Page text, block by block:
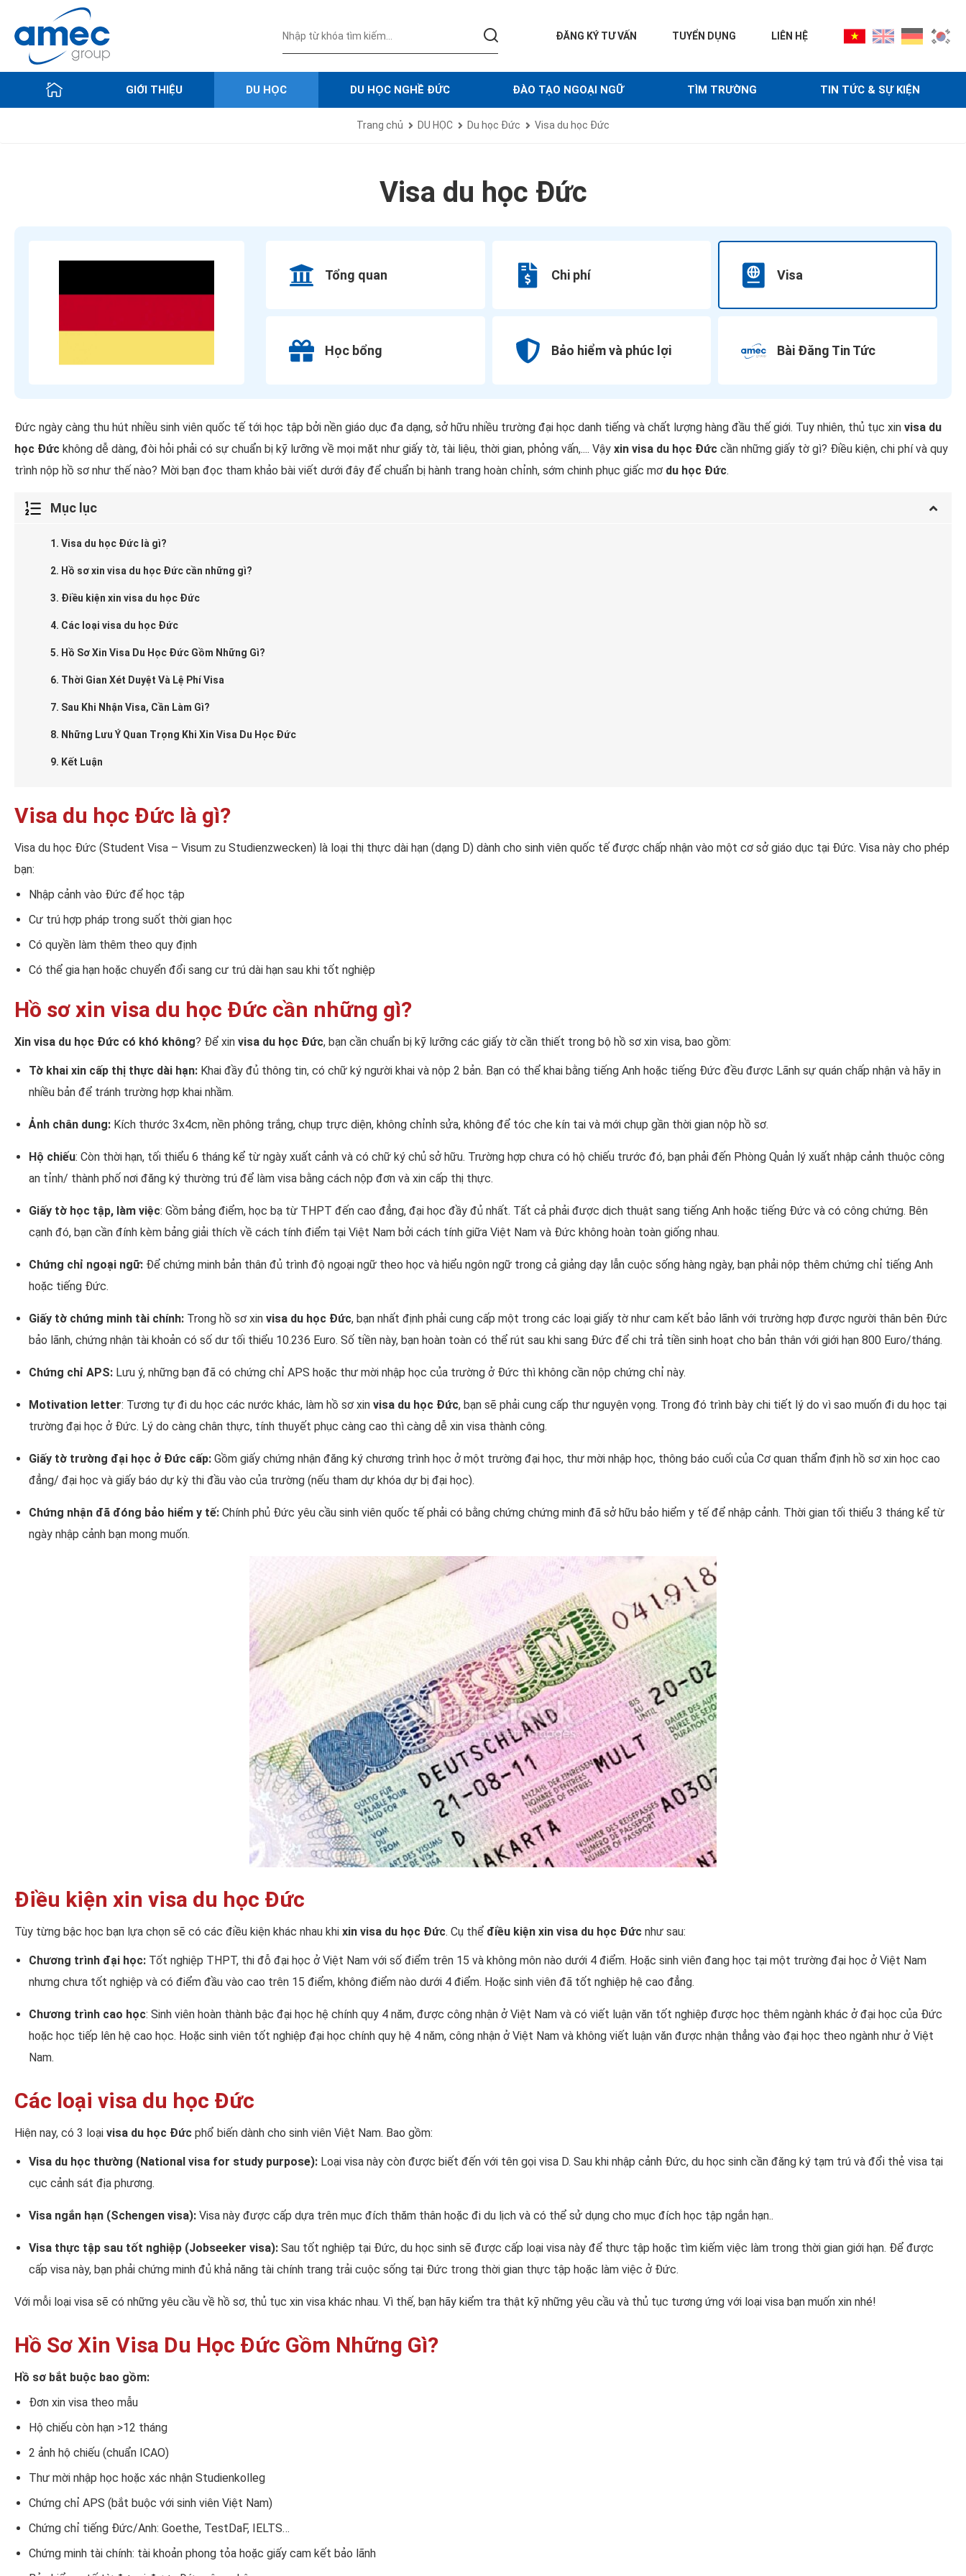
ĐĂNG KÝ TƯ VẤN TUYỂN DỤNG LIÊN HỆ
GIỚI THIỆU DU HỌC DU HỌC NGHỀ ĐỨC ĐÀO TẠO NGOẠI NGỮ TÌM TRƯỜNG TIN TỨC & SỰ KIỆN
Trang chủ DU HỌC Du học Đức Visa du học Đức
Visa du học Đức
Tổng quan Chi phí Visa
Học bổng Bảo hiểm và phúc lợi Bài Đăng Tin Tức
Đức ngày càng thu hút nhiều sinh viên quốc tế tới học tập bởi nền giáo dục đa dạng, sở hữu nhiều trường đại học danh tiếng và chất lượng hàng đầu thế giới. Tuy nhiên, thủ tục xin visa du
học Đức không dễ dàng, đòi hỏi phải có sự chuẩn bị kỹ lưỡng về mọi mặt như giấy tờ, tài liệu, thời gian, phỏng vấn,.... Vậy xin visa du học Đức cần những giấy tờ gì? Điều kiện, chi phí và quy
trình nộp hồ sơ như thế nào? Mời bạn đọc tham khảo bài viết dưới đây để chuẩn bị hành trang hoàn chỉnh, sớm chinh phục giấc mơ du học Đức.
Mục lục
1. Visa du học Đức là gì?
2. Hồ sơ xin visa du học Đức cần những gì?
3. Điều kiện xin visa du học Đức
4. Các loại visa du học Đức
5. Hồ Sơ Xin Visa Du Học Đức Gồm Những Gì?
6. Thời Gian Xét Duyệt Và Lệ Phí Visa
7. Sau Khi Nhận Visa, Cần Làm Gì?
8. Những Lưu Ý Quan Trọng Khi Xin Visa Du Học Đức
9. Kết Luận
Visa du học Đức là gì?
Visa du học Đức (Student Visa – Visum zu Studienzwecken) là loại thị thực dài hạn (dạng D) dành cho sinh viên quốc tế được chấp nhận vào một cơ sở giáo dục tại Đức. Visa này cho phép
bạn:
Nhập cảnh vào Đức để học tập
Cư trú hợp pháp trong suốt thời gian học
Có quyền làm thêm theo quy định
Có thể gia hạn hoặc chuyển đổi sang cư trú dài hạn sau khi tốt nghiệp
Hồ sơ xin visa du học Đức cần những gì?
Xin visa du học Đức có khó không? Để xin visa du học Đức, bạn cần chuẩn bị kỹ lưỡng các giấy tờ cần thiết trong bộ hồ sơ xin visa, bao gồm:
Tờ khai xin cấp thị thực dài hạn: Khai đầy đủ thông tin, có chữ ký người khai và nộp 2 bản. Bạn có thể khai bằng tiếng Anh hoặc tiếng Đức đều được Lãnh sự quán chấp nhận và hãy in
nhiều bản để tránh trường hợp khai nhầm.
Ảnh chân dung: Kích thước 3x4cm, nền phông trắng, chụp trực diện, không chỉnh sửa, không để tóc che kín tai và mới chụp gần thời gian nộp hồ sơ.
Hộ chiếu: Còn thời hạn, tối thiểu 6 tháng kể từ ngày xuất cảnh và có chữ ký chủ sở hữu. Trường hợp chưa có hộ chiếu trước đó, bạn phải đến Phòng Quản lý xuất nhập cảnh thuộc công
an tỉnh/ thành phố nơi đăng ký thường trú để làm visa bằng cách nộp đơn và xin cấp thị thực.
Giấy tờ học tập, làm việc: Gồm bảng điểm, học bạ từ THPT đến cao đẳng, đại học đầy đủ nhất. Tất cả phải được dịch thuật sang tiếng Anh hoặc tiếng Đức và có công chứng. Bên
cạnh đó, bạn cần đính kèm bảng giải thích về cách tính điểm tại Việt Nam bởi cách tính giữa Việt Nam và Đức không hoàn toàn giống nhau.
Chứng chỉ ngoại ngữ: Để chứng minh bản thân đủ trình độ ngoại ngữ theo học và hiểu ngôn ngữ trong cả giảng dạy lẫn cuộc sống hàng ngày, bạn phải nộp thêm chứng chỉ tiếng Anh
hoặc tiếng Đức.
Giấy tờ chứng minh tài chính: Trong hồ sơ xin visa du học Đức, bạn nhất định phải cung cấp một trong các loại giấy tờ như cam kết bảo lãnh với trường hợp được người thân bên Đức
bảo lãnh, chứng nhận tài khoản có số dư tối thiểu 10.236 Euro. Số tiền này, bạn hoàn toàn có thể rút sau khi sang Đức để chi trả tiền sinh hoạt cho bản thân với giới hạn 800 Euro/tháng.
Chứng chỉ APS: Lưu ý, những bạn đã có chứng chỉ APS hoặc thư mời nhập học của trường ở Đức thì không cần nộp chứng chỉ này.
Motivation letter: Tương tự đi du học các nước khác, làm hồ sơ xin visa du học Đức, bạn sẽ phải cung cấp thư nguyện vọng. Trong đó trình bày chi tiết lý do vì sao muốn đi du học tại
trường đại học ở Đức. Lý do càng chân thực, tính thuyết phục càng cao thì càng dễ xin visa thành công.
Giấy tờ trường đại học ở Đức cấp: Gồm giấy chứng nhận đăng ký chương trình học ở một trường đại học, thư mời nhập học, thông báo cuối của Cơ quan thẩm định hồ sơ xin học cao
đẳng/ đại học và giấy báo dự kỳ thi đầu vào của trường (nếu tham dự khóa dự bị đại học).
Chứng nhận đã đóng bảo hiểm y tế: Chính phủ Đức yêu cầu sinh viên quốc tế phải có bằng chứng chứng minh đã sở hữu bảo hiểm y tế để nhập cảnh. Thời gian tối thiểu 3 tháng kể từ
ngày nhập cảnh bạn mong muốn.
Điều kiện xin visa du học Đức
Tùy từng bậc học bạn lựa chọn sẽ có các điều kiện khác nhau khi xin visa du học Đức. Cụ thể điều kiện xin visa du học Đức như sau:
Chương trình đại học: Tốt nghiệp THPT, thi đỗ đại học ở Việt Nam với số điểm trên 15 và không môn nào dưới 4 điểm. Hoặc sinh viên đang học tại một trường đại học ở Việt Nam
nhưng chưa tốt nghiệp và có điểm đầu vào cao trên 15 điểm, không điểm nào dưới 4 điểm. Hoặc sinh viên đã tốt nghiệp hệ cao đẳng.
Chương trình cao học: Sinh viên hoàn thành bậc đại học hệ chính quy 4 năm, được công nhận ở Việt Nam và có viết luận văn tốt nghiệp được học thêm ngành khác ở đại học của Đức
hoặc học tiếp lên hệ cao học. Hoặc sinh viên tốt nghiệp đại học chính quy hệ 4 năm, công nhận ở Việt Nam và không viết luận văn được nhận thẳng vào đại học theo ngành như ở Việt
Nam.
Các loại visa du học Đức
Hiện nay, có 3 loại visa du học Đức phổ biến dành cho sinh viên Việt Nam. Bao gồm:
Visa du học thường (National visa for study purpose): Loại visa này còn được biết đến với tên gọi visa D. Sau khi nhập cảnh Đức, du học sinh cần đăng ký tạm trú và đổi thẻ visa tại
cục cảnh sát địa phương.
Visa ngắn hạn (Schengen visa): Visa này được cấp dựa trên mục đích thăm thân hoặc đi du lịch và có thể sử dụng cho mục đích học tập ngắn hạn..
Visa thực tập sau tốt nghiệp (Jobseeker visa): Sau tốt nghiệp tại Đức, du học sinh sẽ được cấp loại visa này để thực tập hoặc tìm kiếm việc làm trong thời gian giới hạn. Để được
cấp visa này, bạn phải chứng minh đủ khả năng tài chính trang trải cuộc sống tại Đức trong thời gian thực tập hoặc làm việc ở Đức.
Với mỗi loại visa sẽ có những yêu cầu về hồ sơ, thủ tục xin visa khác nhau. Vì thế, bạn hãy kiểm tra thật kỹ những yêu cầu và thủ tục tương ứng với loại visa bạn muốn xin nhé!
Hồ Sơ Xin Visa Du Học Đức Gồm Những Gì?
Hồ sơ bắt buộc bao gồm:
Đơn xin visa theo mẫu
Hộ chiếu còn hạn >12 tháng
2 ảnh hộ chiếu (chuẩn ICAO)
Thư mời nhập học hoặc xác nhận Studienkolleg
Chứng chỉ APS (bắt buộc với sinh viên Việt Nam)
Chứng chỉ tiếng Đức/Anh: Goethe, TestDaF, IELTS…
Chứng minh tài chính: tài khoản phong tỏa hoặc giấy cam kết bảo lãnh